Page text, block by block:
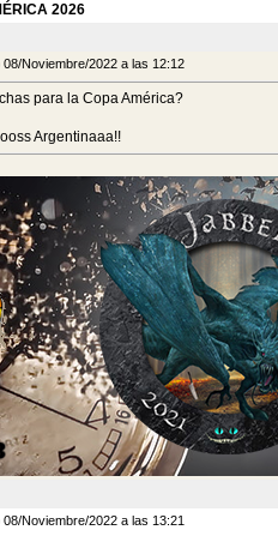
2026
08/Noviembre/2022 a las 12:12
para la Copa América?
Argentinaaa!!
08/Noviembre/2022 a las 13:21